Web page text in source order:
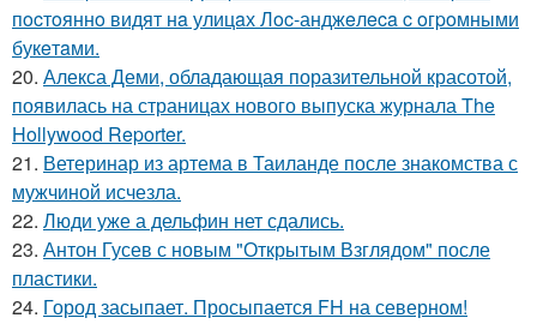
пocтoяннo видят нa улицaх Лoc-анджeлeca c oгpoмными
букeтaми.
20. Алекса Деми, обладающая поразительной красотой,
появилась на страницах нового выпуска журнала The
Hollywood Reporter.
21. Ветеринар из артема в Таиланде после знакомства с
мужчиной исчезла.
22. Люди уже а дельфин нет сдались.
23. Антон Гусев с новым "Открытым Взглядом" после
пластики.
24. Город засыпает. Просыпается FH на северном!